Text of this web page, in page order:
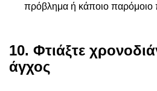
πρόβλημα ή κάποιο παρόμοιο
10. Φτιάξτε
άγχος